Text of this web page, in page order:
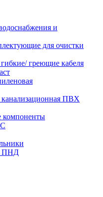
и
для очистки
греющие кабеля
ПВХ
компоненты
ПНД